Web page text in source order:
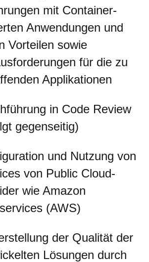
mit Container-
Anwendungen und
Vorteilen sowie
für die zu
Applikationen
in Code Review
gegenseitig)
und Nutzung von
von Public Cloud-
wie Amazon
(AWS)
der Qualität der
Lösungen durch